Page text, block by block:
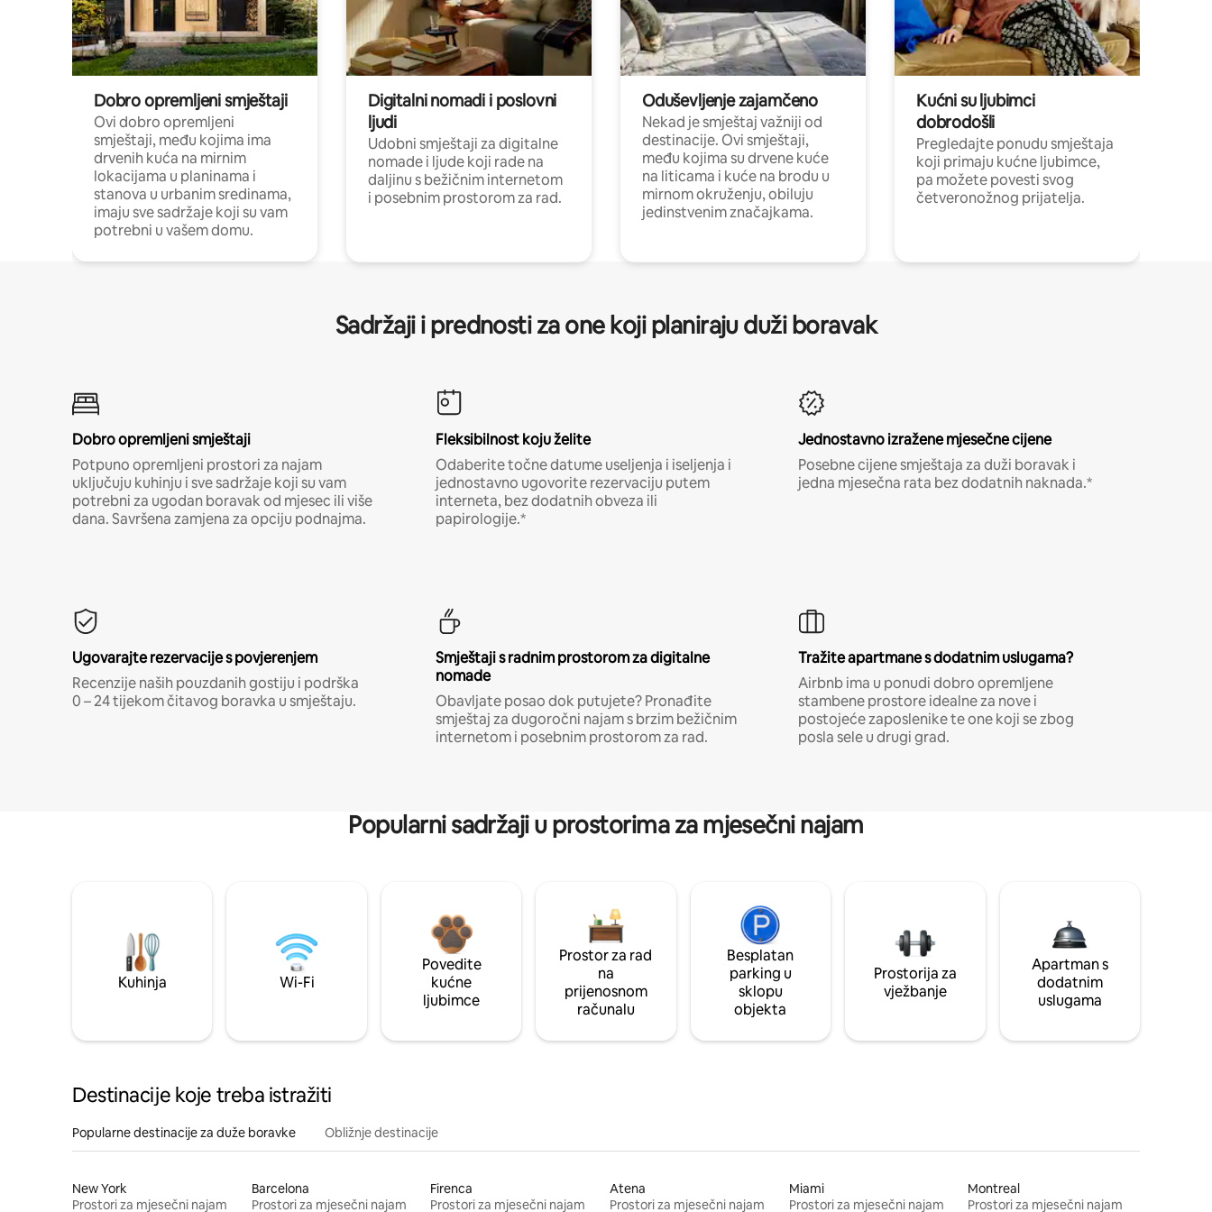
Dobro opremljeni smještaji
Ovi dobro opremljeni
smještaji, među kojima ima
drvenih kuća na mirnim
lokacijama u planinama i
stanova u urbanim sredinama,
imaju sve sadržaje koji su vam
potrebni u vašem domu.
Digitalni nomadi i poslovni
ljudi
Udobni smještaji za digitalne
nomade i ljude koji rade na
daljinu s bežičnim internetom
i posebnim prostorom za rad.
Oduševljenje zajamčeno
Nekad je smještaj važniji od
destinacije. Ovi smještaji,
među kojima su drvene kuće
na liticama i kuće na brodu u
mirnom okruženju, obiluju
jedinstvenim značajkama.
Kućni su ljubimci
dobrodošli
Pregledajte ponudu smještaja
koji primaju kućne ljubimce,
pa možete povesti svog
četveronožnog prijatelja.
Sadržaji i prednosti za one koji planiraju duži boravak
Dobro opremljeni smještaji
Potpuno opremljeni prostori za najam
uključuju kuhinju i sve sadržaje koji su vam
potrebni za ugodan boravak od mjesec ili više
dana. Savršena zamjena za opciju podnajma.
Fleksibilnost koju želite
Odaberite točne datume useljenja i iseljenja i
jednostavno ugovorite rezervaciju putem
interneta, bez dodatnih obveza ili
papirologije.*
Jednostavno izražene mjesečne cijene
Posebne cijene smještaja za duži boravak i
jedna mjesečna rata bez dodatnih naknada.*
Ugovarajte rezervacije s povjerenjem
Recenzije naših pouzdanih gostiju i podrška
0 – 24 tijekom čitavog boravka u smještaju.
Smještaji s radnim prostorom za digitalne
nomade
Obavljate posao dok putujete? Pronađite
smještaj za dugoročni najam s brzim bežičnim
internetom i posebnim prostorom za rad.
Tražite apartmane s dodatnim uslugama?
Airbnb ima u ponudi dobro opremljene
stambene prostore idealne za nove i
postojeće zaposlenike te one koji se zbog
posla sele u drugi grad.
Popularni sadržaji u prostorima za mjesečni najam
Kuhinja Wi-Fi
Povedite
kućne
ljubimce
Prostor za rad
na
prijenosnom
računalu
Besplatan
parking u
sklopu
objekta
Prostorija za
vježbanje
Apartman s
dodatnim
uslugama
Destinacije koje treba istražiti
Popularne destinacije za duže boravke Obližnje destinacije
New York
Prostori za mjesečni najam
Barcelona
Prostori za mjesečni najam
Firenca
Prostori za mjesečni najam
Atena
Prostori za mjesečni najam
Miami
Prostori za mjesečni najam
Montreal
Prostori za mjesečni najam